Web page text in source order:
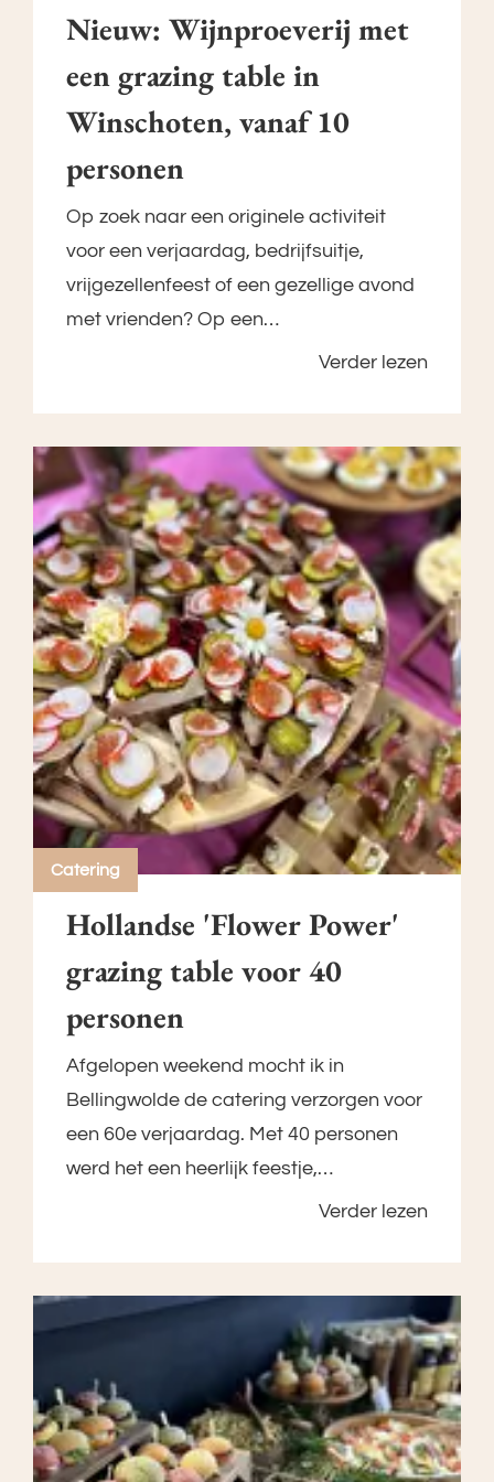
Nieuw: Wijnproeverij met
een grazing table in
Winschoten, vanaf 10
personen
Op zoek naar een originele activiteit
voor een verjaardag, bedrijfsuitje,
vrijgezellenfeest of een gezellige avond
met vrienden? Op een…
Verder lezen
Catering
Hollandse 'Flower Power'
grazing table voor 40
personen
Afgelopen weekend mocht ik in
Bellingwolde de catering verzorgen voor
een 60e verjaardag. Met 40 personen
werd het een heerlijk feestje,…
Verder lezen